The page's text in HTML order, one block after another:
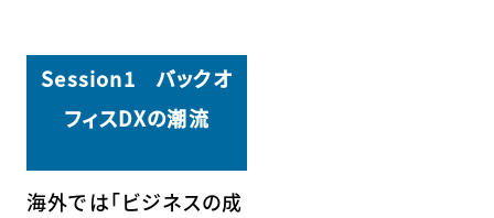
Session1 バックオ
フィスDXの潮流
海外では「ビジネスの成